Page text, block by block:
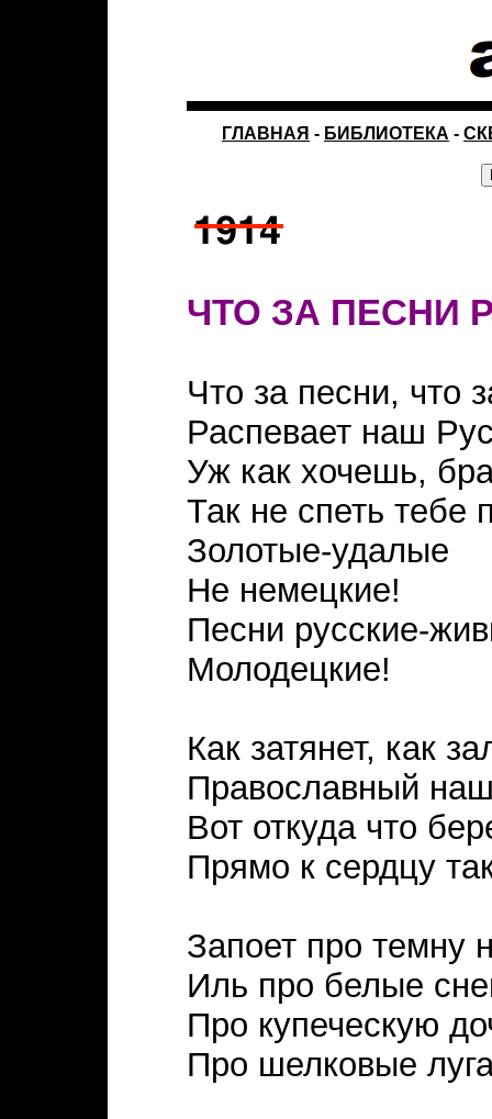
ГЛАВНАЯ - БИБЛИОТЕКА -
ЧТО ЗА ПЕСНИ
Что за песни, что
Распевает наш
Уж как хочешь,
Так не спеть тебе
Золотые-удалые
Не немецкие!
Песни русские-
Молодецкие!
Как затянет, как
Православный
Вот откуда что
Прямо к сердцу
Запоет про темну
Иль про белые
Про купеческую
Про шелковые